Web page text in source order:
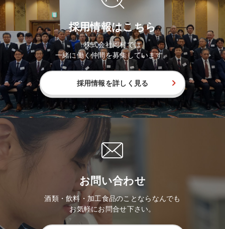
採用情報はこちら
株式会社岡村では
一緒に働く仲間を募集しています。
採用情報を詳しく見る
お問い合わせ
酒類・飲料・加工食品のことならなんでも
お気軽にお問合せ下さい。